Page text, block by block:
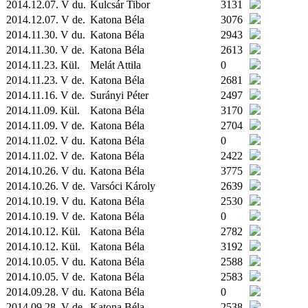
2014.12.07. V du. Kulcsár Tibor
3131
2014.12.07. V de. Katona Béla
3076
2014.11.30. V du. Katona Béla
2943
2014.11.30. V de. Katona Béla
2613
2014.11.23. Kül. Melát Attila
0
2014.11.23. V de. Katona Béla
2681
2014.11.16. V de. Surányi Péter
2497
2014.11.09. Kül. Katona Béla
3170
2014.11.09. V de. Katona Béla
2704
2014.11.02. V du. Katona Béla
0
2014.11.02. V de. Katona Béla
2422
2014.10.26. V du. Katona Béla
3775
2014.10.26. V de. Varsóci Károly
2639
2014.10.19. V du. Katona Béla
2530
2014.10.19. V de. Katona Béla
0
2014.10.12. Kül. Katona Béla
2782
2014.10.12. Kül. Katona Béla
3192
2014.10.05. V du. Katona Béla
2588
2014.10.05. V de. Katona Béla
2583
2014.09.28. V du. Katona Béla
0